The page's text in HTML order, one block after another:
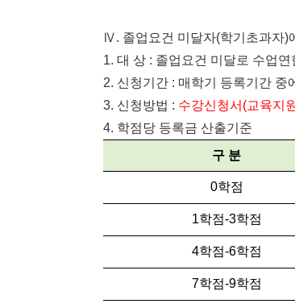
Ⅳ. 졸업요건 미달자(학기초과자)
1. 대 상 : 졸업요건 미달로 수업연
2. 신청기간 : 매학기 등록기간 중
3. 신청방법 : 수강신청서 (교육지
4. 학점당 등록금 산출기준
구 분
0학점
1학점-3학점
4학점-6학점
7학점-9학점